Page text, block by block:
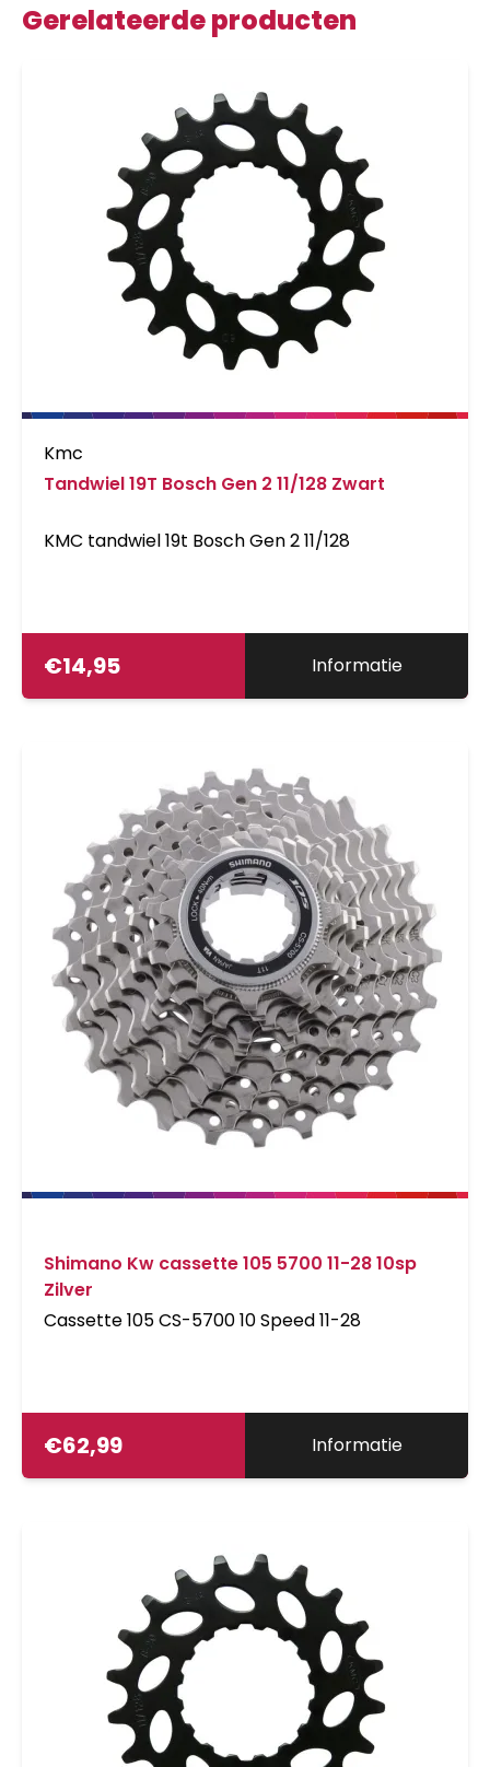
Gerelateerde producten
Kmc
Tandwiel 19T Bosch Gen 2 11/128 Zwart
KMC tandwiel 19t Bosch Gen 2 11/128
€14,95 Informatie
Shimano Kw cassette 105 5700 11-28 10sp
Zilver
Cassette 105 CS-5700 10 Speed 11-28
€62,99 Informatie